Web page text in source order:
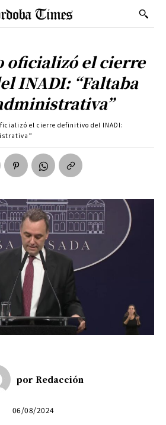
oficializó el cierre
INADI: “Faltaba
el cierre definitivo del INADI:
por Redacción
06/08/2024